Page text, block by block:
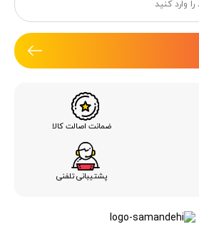
ضمانت اصالت کالا
پشتیبانی تلفنی